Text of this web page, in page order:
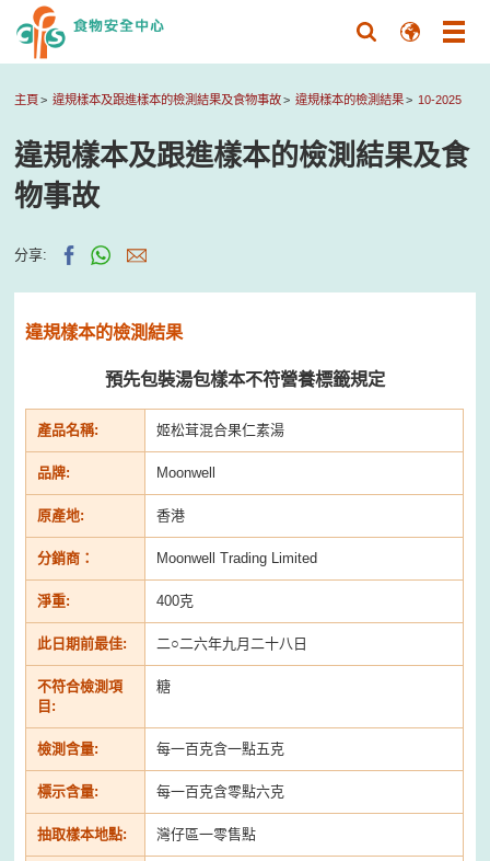
主頁 違規樣本及跟進樣本的檢測結果及食物事故 違規樣本的檢測結果 10-2025
違規樣本及跟進樣本的檢測結果及食
物事故
分享:
違規樣本的檢測結果
預先包裝湯包樣本不符營養標籤規定
產品名稱: 姬松茸混合果仁素湯
品牌: Moonwell
原產地: 香港
分銷商： Moonwell Trading Limited
淨重: 400克
此日期前最佳: 二○二六年九月二十八日
不符合檢測項
目:
糖
檢測含量: 每一百克含一點五克
標示含量: 每一百克含零點六克
抽取樣本地點: 灣仔區一零售點